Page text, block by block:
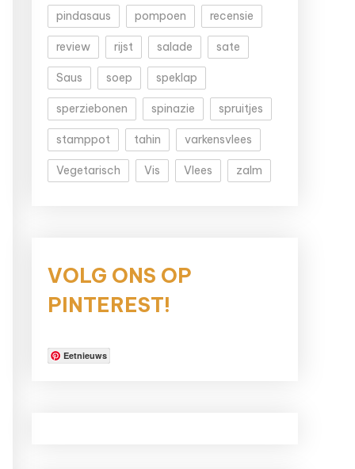
pindasaus pompoen recensie
review rijst salade sate
Saus soep speklap
sperziebonen spinazie spruitjes
stamppot tahin varkensvlees
Vegetarisch Vis Vlees zalm
VOLG ONS OP
PINTEREST!
Eetnieuws